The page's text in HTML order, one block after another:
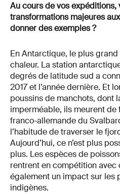
Au cours de vos expéditions,
transformations majeures
donner des exemples ?
En Antarctique, le plus
chaleur. La station
degrés de latitude sud a
2017 et l’année dernière. Et
poussins de manchots, dont
imperméable, ils meurent
franco-allemande du
l’habitude de traverser le
Aujourd’hui, ce n’est plus
plus. Les espèces de
rentrent en compétition avec
également un impact sur les
indigènes.